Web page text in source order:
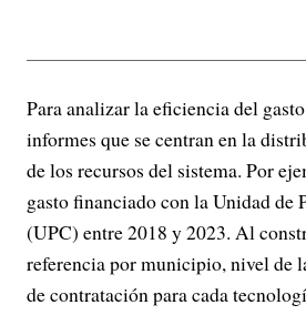
Para analizar la eficiencia del
informes que se centran en la
de los recursos del sistema. Por
gasto financiado con la Unidad de
(UPC) entre 2018 y 2023. Al
referencia por municipio, nivel de
de contratación para cada